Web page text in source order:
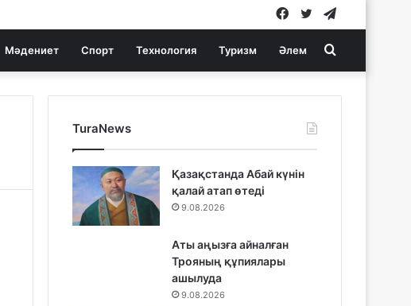
Twitter
Facebook
Мәдениет Спорт Технология Туризм Әлем Search
for
TuraNews
Қазақстанда Абай күнін
қалай атап өтеді
9.08.2026
Аты аңызға айналған
Трояның құпиялары
ашылуда
9.08.2026